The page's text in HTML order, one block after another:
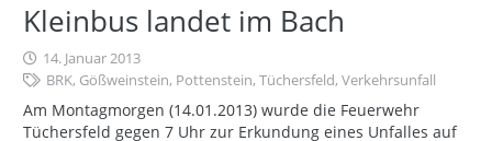
Kleinbus landet im Bach
14. Januar 2013
BRK, Gößweinstein, Pottenstein,Tüchersfeld,Verkehrsunfall
Am Montagmorgen (14.01.2013) wurde die Feuerwehr
Tüchersfeld gegen 7 Uhr zur Erkundung eines Unfalles auf